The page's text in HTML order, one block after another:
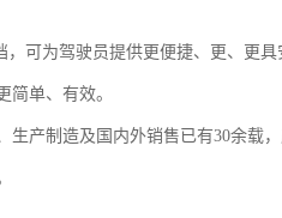
可为驾驶员提供更便捷、更、更
简单、有效。
生产制造及国内外销售已有30余载